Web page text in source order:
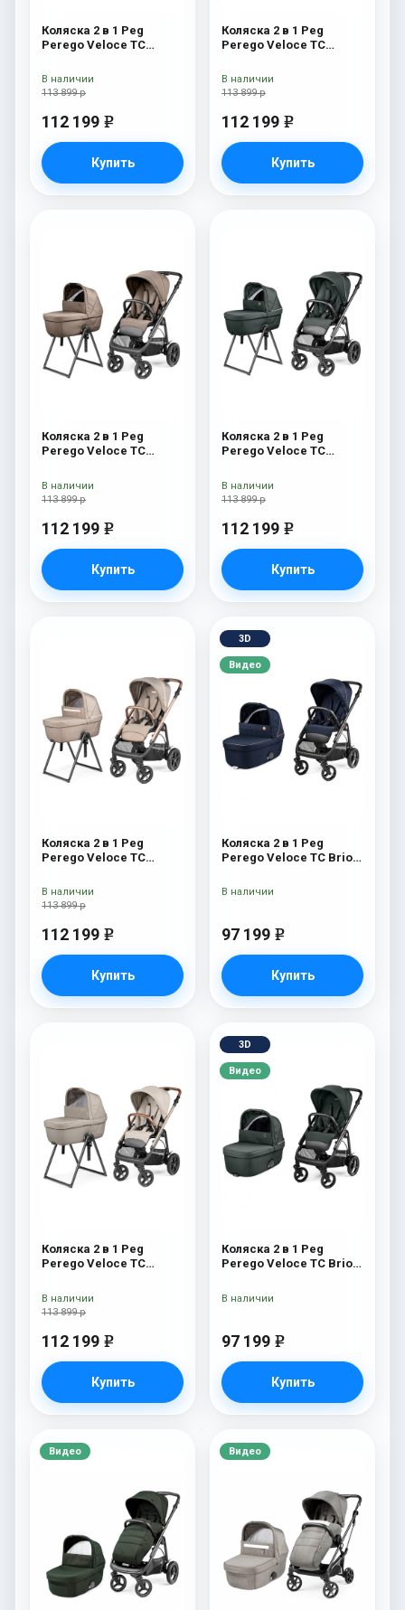
Коляска 2 в 1 Peg
Perego Veloce TC
New
113 899 р
112 199 e
Купить
В наличии
Коляска 2 в 1 Peg
Perego Veloce TC
113 899 р
112 199 e
Купить
В наличии
Коляска 2 в 1 Peg
Perego Veloce TC
New
113 899 р
112 199 e
Купить
В наличии
Коляска 2 в 1 Peg
Perego Veloce TC
113 899 р
112 199 e
Купить
В наличии
Коляска 2 в 1 Peg
Perego Veloce TC
New
113 899 р
112 199 e
Купить
В наличии
3D
Видео
Коляска 2 в 1 Peg
Perego Veloce TC Brio
97 199 e
Купить
В наличии
Коляска 2 в 1 Peg
Perego Veloce TC
113 899 р
112 199 e
Купить
В наличии
3D
Видео
Коляска 2 в 1 Peg
Perego Veloce TC Brio
97 199 e
Купить
В наличии
Видео Видео